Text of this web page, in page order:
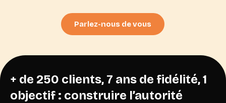
Parlez-nous de vous
+ de 250 clients, 7 ans de fidélité, 1
objectif : construire l’autorité